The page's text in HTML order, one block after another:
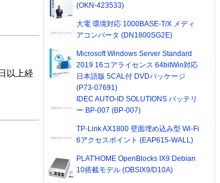
以上経
(OKN-423533)
大電 環境対応 1000BASE-T/X メディ
アコンバータ (DN1800SG2E)
Microsoft Windows Server Standard
2019 16コアライセンス 64bitWin対応
日本語版 5CAL付 DVDパッケージ
(P73-07691)
IDEC AUTO-ID SOLUTIONS バッテリ
ー BP-007 (BP-007)
TP-Link AX1800 壁面埋め込み型 Wi-Fi
6アクセスポイント (EAP615-WALL)
PLAT'HOME OpenBlocks IX9 Debian
10搭載モデル (OBSIX9/D10A)